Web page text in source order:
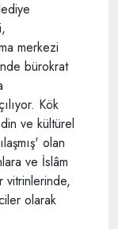
merkezi
bürokrat
Kök
ve kültürel
olan
ve İslâm
vitrinlerinde,
olarak